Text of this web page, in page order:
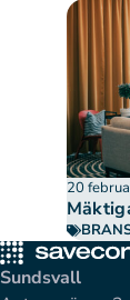
20
Sundsvall